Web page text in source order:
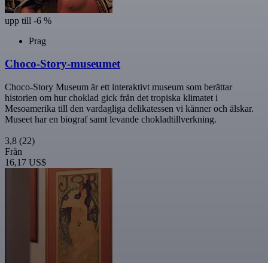
upp till -6 %
Prag
Choco-Story-museumet
Choco-Story Museum är ett interaktivt museum som berättar
historien om hur choklad gick från det tropiska klimatet i
Mesoamerika till den vardagliga delikatessen vi känner och älskar.
Museet har en biograf samt levande chokladtillverkning.
3,8 (22)
Från
16,17 US$